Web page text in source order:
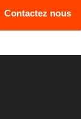
Contactez nous